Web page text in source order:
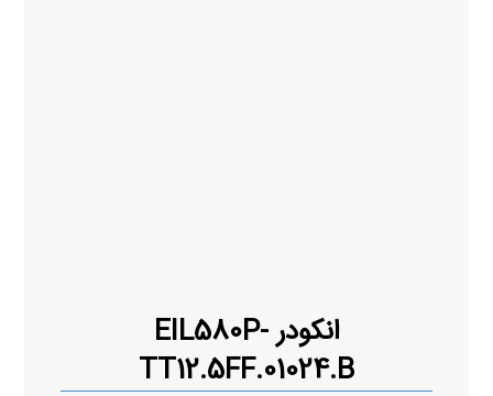
انکودر EIL580P-
TT12.5FF.01024.B